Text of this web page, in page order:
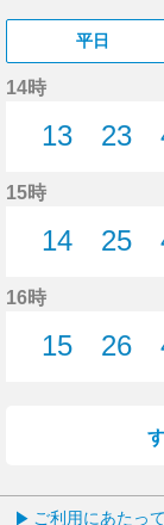
平日
14時
13
23
15時
14
25
16時
15
26
ご利用にあたって